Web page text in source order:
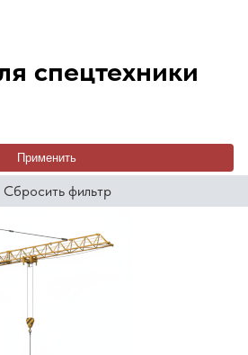
спецтехники
Применить
Сбросить фильтр